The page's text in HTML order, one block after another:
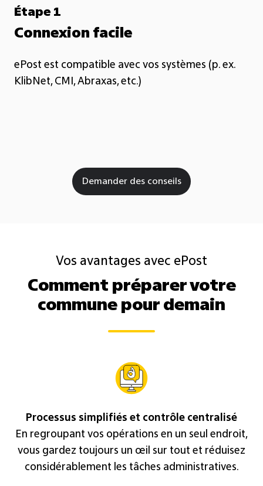
Étape 1
Connexion facile
ePost est compatible avec vos systèmes (p. ex.
KlibNet, CMI, Abraxas, etc.)
Demander des conseils
Vos avantages avec ePost
Comment préparer votre
commune pour demain
Processus simplifiés et contrôle centralisé
En regroupant vos opérations en un seul endroit,
vous gardez toujours un œil sur tout et réduisez
considérablement les tâches administratives.